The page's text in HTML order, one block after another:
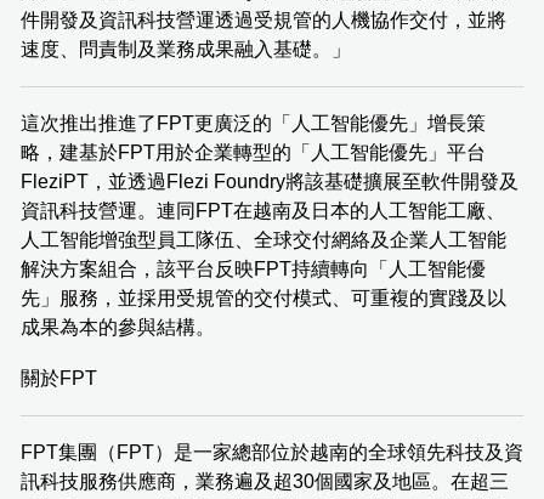
件開發及資訊科技營運透過受規管的人機協作交付，並將
速度、問責制及業務成果融入基礎。」
這次推出推進了FPT更廣泛的「人工智能優先」增長策
略，建基於FPT用於企業轉型的「人工智能優先」平台
FleziPT，並透過Flezi Foundry將該基礎擴展至軟件開發及
資訊科技營運。連同FPT在越南及日本的人工智能工廠、
人工智能增強型員工隊伍、全球交付網絡及企業人工智能
解決方案組合，該平台反映FPT持續轉向「人工智能優
先」服務，並採用受規管的交付模式、可重複的實踐及以
成果為本的參與結構。
關於FPT
FPT集團（FPT）是一家總部位於越南的全球領先科技及資
訊科技服務供應商，業務遍及超30個國家及地區。在超三